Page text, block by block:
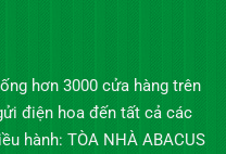
hơn 3000 cửa hàng trên
điện hoa đến tất cả các
hành: TÒA NHÀ ABACUS